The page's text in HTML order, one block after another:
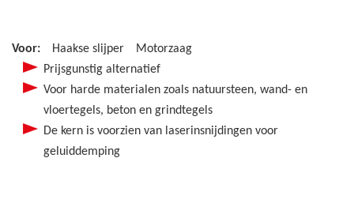
Voor: Haakse slijper
Motorzaag
Prijsgunstig alternatief
Voor harde materialen zoals natuursteen, wand- en
vloertegels, beton en grindtegels
De kern is voorzien van laserinsnijdingen voor
geluiddemping